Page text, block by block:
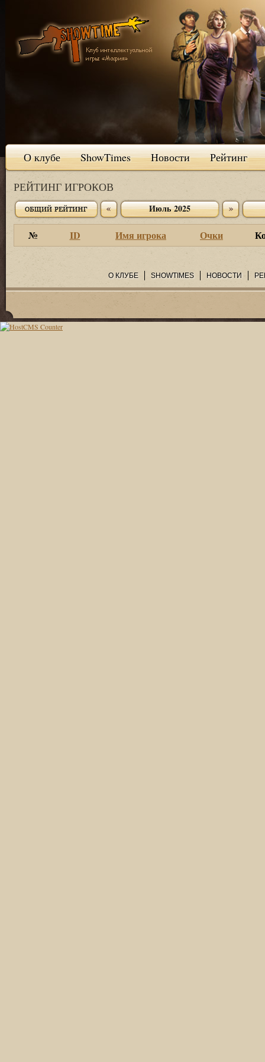
О клубе ShowTimes Новости Рейтинг
РЕЙТИНГ ИГРОКОВ
Июль 2025
№ ID Имя игрока Очки
О КЛУБЕ SHOWTIMES НОВОСТИ